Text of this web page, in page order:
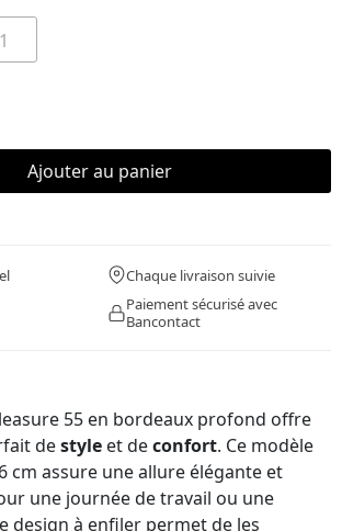
Chaque livraison suivie
Paiement sécurisé avec
Bancontact
55 en bordeaux profond offre
destyle et deconfort. Ce modèle
cm assure une allure élégante et
une journée de travail ou une
design à enfiler permet de les